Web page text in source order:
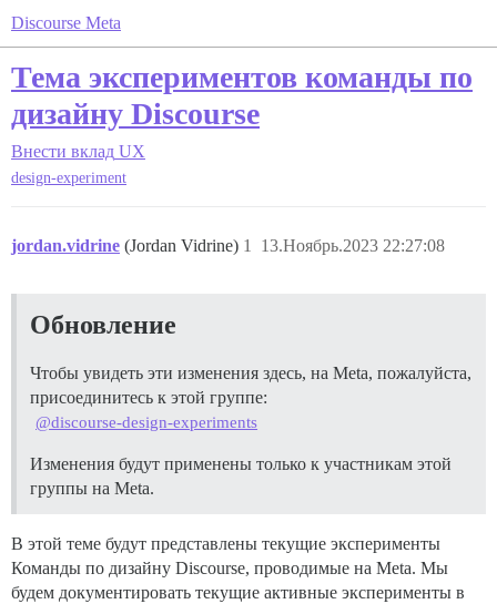
Discourse Meta
Тема экспериментов команды по
дизайну Discourse
Внести вклад UX
design-experiment
jordan.vidrine (Jordan Vidrine) 13.Ноябрь.2023 22:27:08
1
Обновление
Чтобы увидеть эти изменения здесь, на Meta, пожалуйста,
присоединитесь к этой группе:
@discourse-design-experiments
Изменения будут применены только к участникам этой
группы на Meta.
В этой теме будут представлены текущие эксперименты
Команды по дизайну Discourse, проводимые на Meta. Мы
будем документировать текущие активные эксперименты в